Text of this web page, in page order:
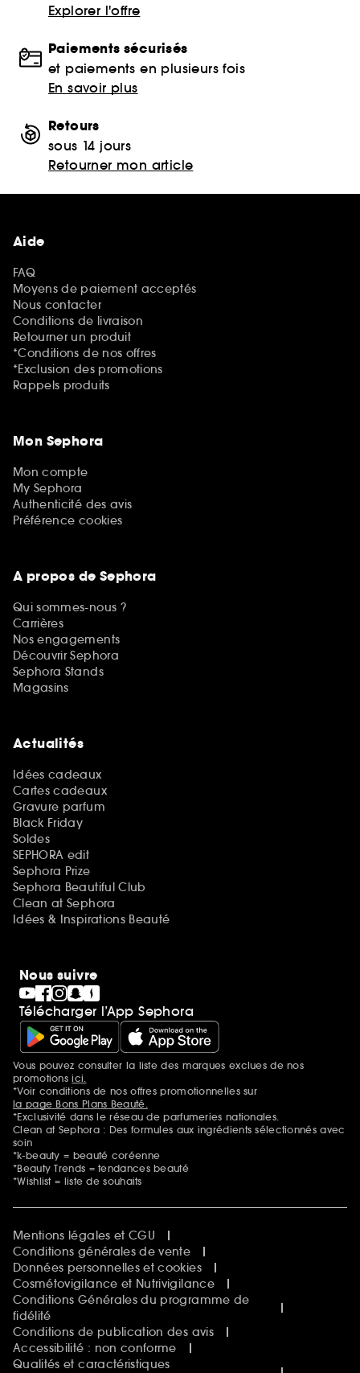
Explorer l'offre
Paiements sécurisés
et paiements en plusieurs fois
En savoir plus
Retours
sous 14 jours
Retourner mon article
Aide
FAQ
Moyens de paiement acceptés
Nous contacter
Conditions de livraison
Retourner un produit
*Conditions de nos offres
*Exclusion des promotions
Rappels produits
Mon Sephora
Mon compte
My Sephora
Authenticité des avis
Préférence cookies
A propos de Sephora
Qui sommes-nous ?
Carrières
Nos engagements
Découvrir Sephora
Sephora Stands
Magasins
Actualités
Idées cadeaux
Cartes cadeaux
Gravure parfum
Black Friday
Soldes
SEPHORA edit
Sephora Prize
Sephora Beautiful Club
Clean at Sephora
Idées & Inspirations Beauté
Nous suivre
Télécharger l’App Sephora
Mentions additionnelles
Vous pouvez consulter la liste des marques exclues de nos
promotionsici.
*Voir conditions de nos offres promotionnelles sur
la page Bons Plans Beauté.
*Exclusivité dans le réseau de parfumeries nationales.
Clean at Sephora : Des formules aux ingrédients sélectionnés avec
soin
*k-beauty = beauté coréenne
*Beauty Trends = tendances beauté
*Wishlist = liste de souhaits
Mentions légales et CGU
Conditions générales de vente
Données personnelles et cookies
Cosmétovigilance et Nutrivigilance
Conditions Générales du programme de
fidélité
Conditions de publication des avis
Accessibilité : non conforme
Qualités et caractéristiques